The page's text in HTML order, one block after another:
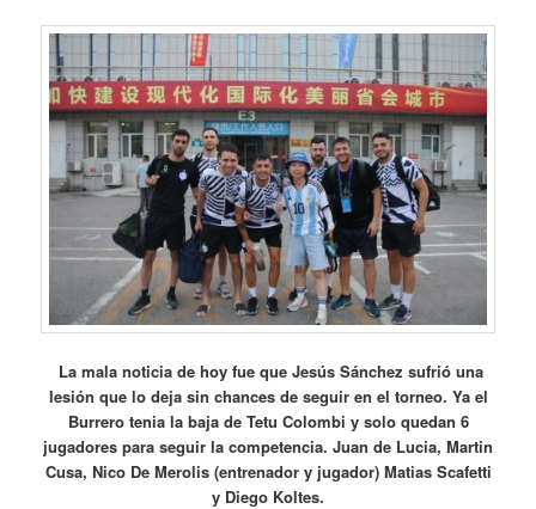
La mala noticia de hoy fue que Jesús Sánchez sufrió una
lesión que lo deja sin chances de seguir en el torneo. Ya el
Burrero tenia la baja de Tetu Colombi y solo quedan 6
jugadores para seguir la competencia. Juan de Lucia, Martin
Cusa, Nico De Merolis (entrenador y jugador) Matias Scafetti
y Diego Koltes.